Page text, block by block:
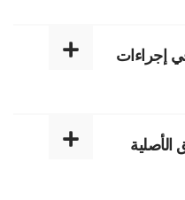
إجراءات
الأصلية